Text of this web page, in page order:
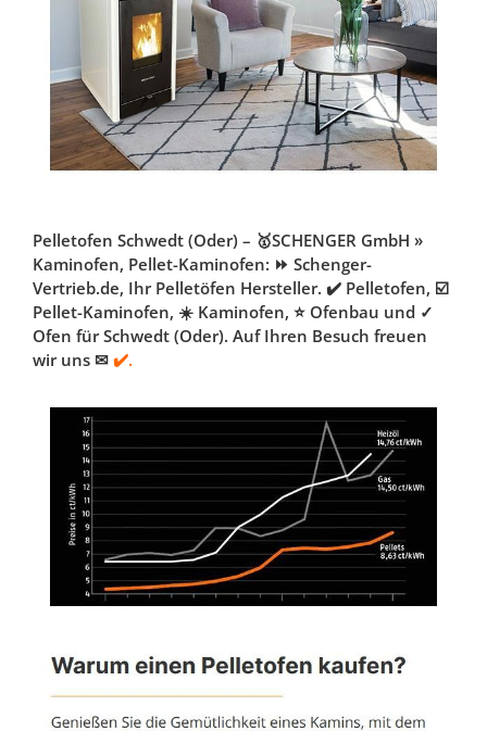
Pelletofen Schwedt (Oder) – 🥇SCHENGER GmbH »
Kaminofen, Pellet-Kaminofen: ⏩ Schenger-
Vertrieb.de, Ihr Pelletöfen Hersteller. ✔️ Pelletofen, ☑️
Pellet-Kaminofen, ☀️ Kaminofen, ⭐ Ofenbau und ✓
Ofen für Schwedt (Oder). Auf Ihren Besuch freuen
wir uns ✉ ✔️.